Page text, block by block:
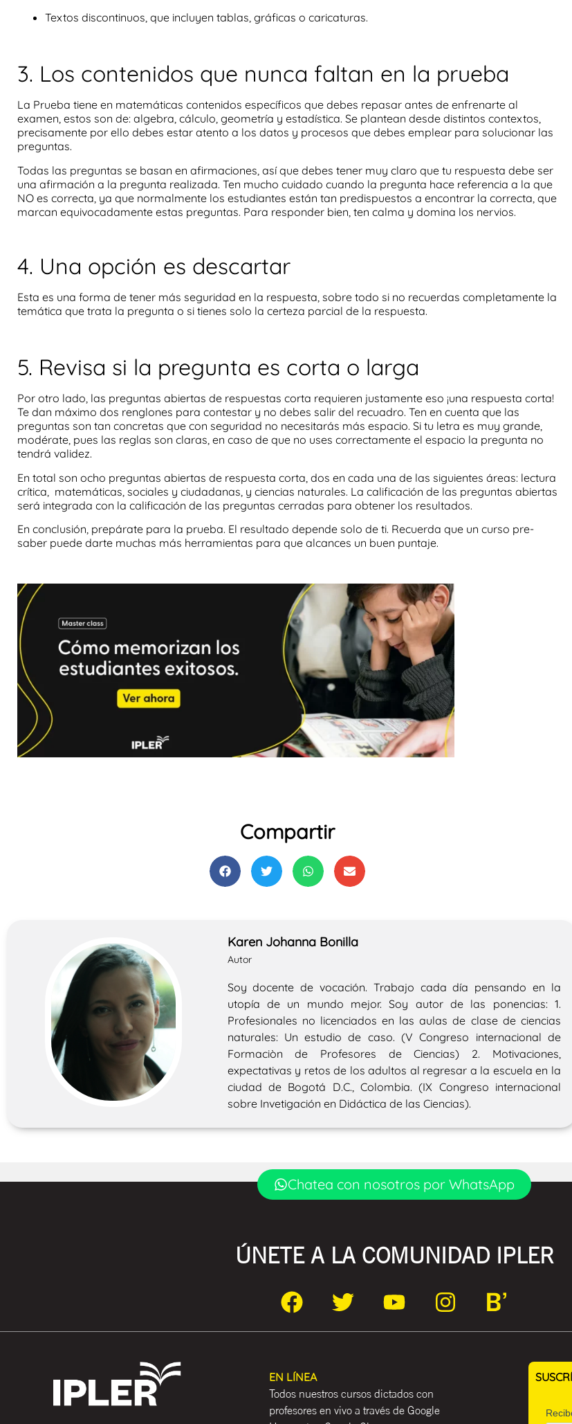
Textos discontinuos, que incluyen tablas, gráficas o caricaturas.
3. Los contenidos que nunca faltan en la prueba
La Prueba tiene en matemáticas contenidos específicos que debes repasar antes de enfrenarte al
examen, estos son de: algebra, cálculo, geometría y estadística. Se plantean desde distintos contextos,
precisamente por ello debes estar atento a los datos y procesos que debes emplear para solucionar las
preguntas.
Todas las preguntas se basan en afirmaciones, así que debes tener muy claro que tu respuesta debe ser
una afirmación a la pregunta realizada. Ten mucho cuidado cuando la pregunta hace referencia a la que
NO es correcta, ya que normalmente los estudiantes están tan predispuestos a encontrar la correcta, que
marcan equivocadamente estas preguntas. Para responder bien, ten calma y domina los nervios.
4. Una opción es descartar
Esta es una forma de tener más seguridad en la respuesta, sobre todo si no recuerdas completamente la
temática que trata la pregunta o si tienes solo la certeza parcial de la respuesta.
5. Revisa si la pregunta es corta o larga
Por otro lado, las preguntas abiertas de respuestas corta requieren justamente eso ¡una respuesta corta!
Te dan máximo dos renglones para contestar y no debes salir del recuadro. Ten en cuenta que las
preguntas son tan concretas que con seguridad no necesitarás más espacio. Si tu letra es muy grande,
modérate, pues las reglas son claras, en caso de que no uses correctamente el espacio la pregunta no
tendrá validez.
En total son ocho preguntas abiertas de respuesta corta, dos en cada una de las siguientes áreas: lectura
crítica, matemáticas, sociales y ciudadanas, y ciencias naturales. La calificación de las preguntas abiertas
será integrada con la calificación de las preguntas cerradas para obtener los resultados.
En conclusión, prepárate para la prueba. El resultado depende solo de ti. Recuerda que un curso pre-
saber puede darte muchas más herramientas para que alcances un buen puntaje.
Compartir
Karen Johanna Bonilla
Autor
Soy docente de vocación. Trabajo cada día pensando en la
utopía de un mundo mejor. Soy autor de las ponencias: 1.
Profesionales no licenciados en las aulas de clase de ciencias
naturales: Un estudio de caso. (V Congreso internacional de
Formaciòn de Profesores de Ciencias) 2. Motivaciones,
expectativas y retos de los adultos al regresar a la escuela en la
ciudad de Bogotá D.C., Colombia. (IX Congreso internacional
sobre Invetigación en Didáctica de las Ciencias).
Chatea con nosotros por WhatsApp
ÚNETE A LA COMUNIDAD IPLER
EN LÍNEA
Todos nuestros cursos dictados con
profesores en vivo a través de Google